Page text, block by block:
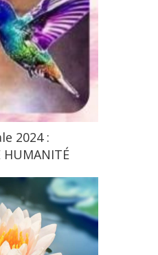
2024 :
HUMANITÉ